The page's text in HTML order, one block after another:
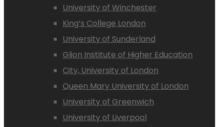
University of Winchester
King’s College London
University of Sunderland
Glion Institute of Higher Education
City, University of London
Queen Mary University of London
University of Greenwich
University of Liverpool